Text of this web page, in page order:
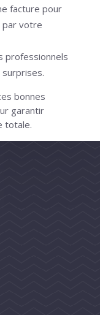
facture pour
par votre
professionnels
bonnes
garantir
totale.